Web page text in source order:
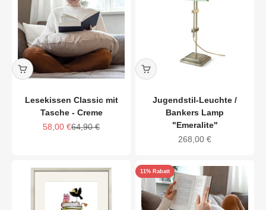
Lesekissen Classic mit
Tasche - Creme
Angebot
58,00 €Regulärer Preis
64,90 €
Jugendstil-Leuchte /
Bankers Lamp
"Emeralite"
Angebot
268,00 €
11% Rabatt